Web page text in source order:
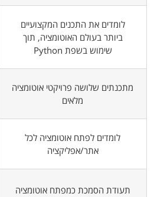
לומדים את התכנים המקצועיים
ביותר בעולם האוטומציה, תוך
שימוש בשפת Python
מתכנתים שלושה פרויקטי אוטומציה
מלאים
לומדים לפתח אוטומציה לכל
אתר/אפליקציה
תעודת הסמכת כמפתח אוטומציה